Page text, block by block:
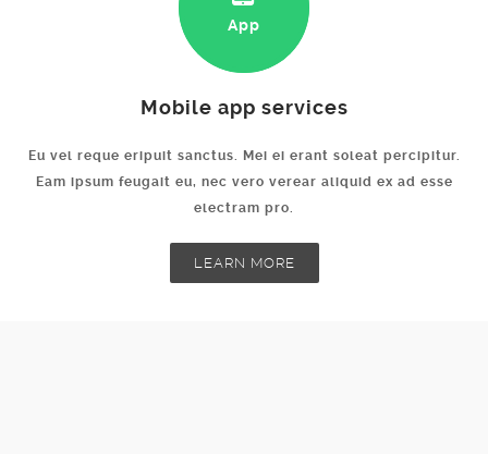
App
Mobile app services
Eu vel reque eripuit sanctus. Mei ei erant soleat percipitur.
Eam ipsum feugait eu, nec vero verear aliquid ex ad esse
electram pro.
LEARN MORE